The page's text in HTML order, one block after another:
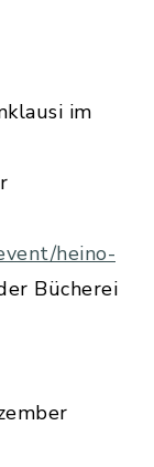
im
heino-
Bücherei